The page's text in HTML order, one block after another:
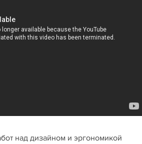
над дизайном и эргономикой